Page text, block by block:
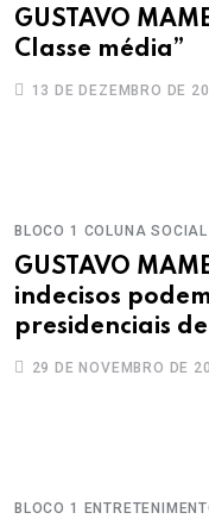
GUSTAVO
Classe média”
13 DE DEZEMBRO DE
BLOCO 1 COLUNA SOCIAL
GUSTAVO
indecisos
presidenciais
29 DE NOVEMBRO DE
BLOCO 1